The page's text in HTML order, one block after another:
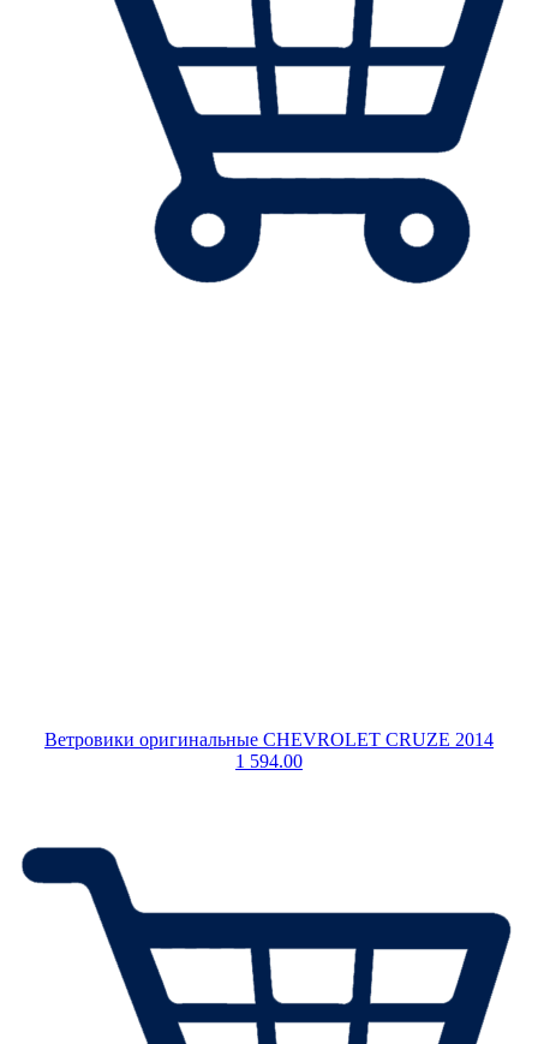
Ветровики оригинальные CHEVROLET CRUZE 2014
1 594.00